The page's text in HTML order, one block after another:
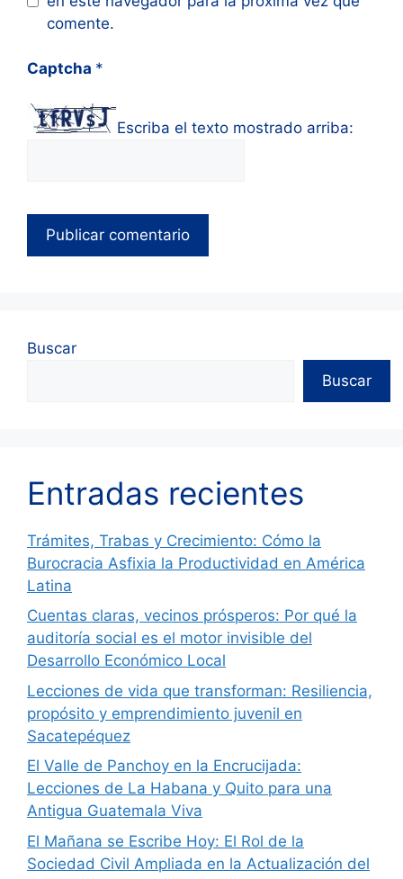
comente.
Captcha *
Escriba el texto mostrado arriba:
Buscar
Buscar
Entradas recientes
Trámites, Trabas y Crecimiento: Cómo la
Burocracia Asfixia la Productividad en América
Latina
Cuentas claras, vecinos prósperos: Por qué la
auditoría social es el motor invisible del
Desarrollo Económico Local
Lecciones de vida que transforman: Resiliencia,
propósito y emprendimiento juvenil en
Sacatepéquez
El Valle de Panchoy en la Encrucijada:
Lecciones de La Habana y Quito para una
Antigua Guatemala Viva
El Mañana se Escribe Hoy: El Rol de la
Sociedad Civil Ampliada en la Actualización del